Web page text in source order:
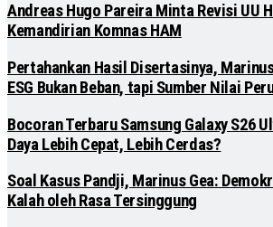
Andreas Hugo Pareira Minta Revisi UU
Kemandirian Komnas HAM
Pertahankan Hasil Disertasinya,
ESG Bukan Beban, tapi Sumber Nilai
Bocoran Terbaru Samsung Galaxy S26
Daya Lebih Cepat, Lebih Cerdas?
Soal Kasus Pandji, Marinus Gea:
Kalah oleh Rasa Tersinggung